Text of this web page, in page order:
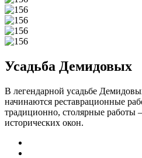
Усадьба Демидовых
В легендарной усадьбе
начинаются реставрационные
традиционно, столярные работы
исторических окон.